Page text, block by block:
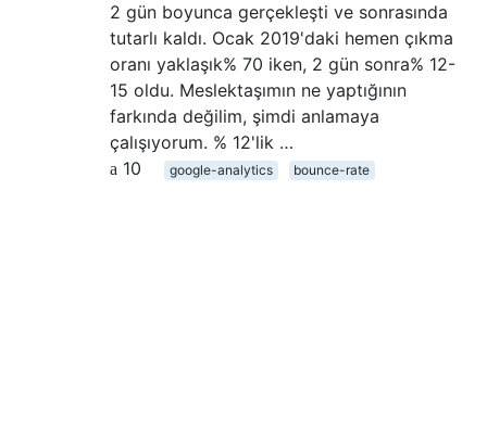
2 gün boyunca gerçekleşti ve sonrasında
tutarlı kaldı. Ocak 2019'daki hemen çıkma
oranı yaklaşık% 70 iken, 2 gün sonra% 12-
15 oldu. Meslektaşımın ne yaptığının
farkında değilim, şimdi anlamaya
çalışıyorum. % 12'lik …
10
google-analytics bounce-rate